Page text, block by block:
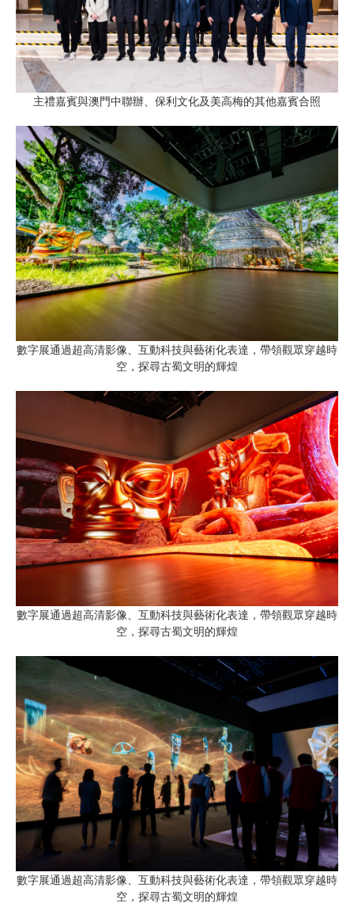
主禮嘉賓與澳門中聯辦、保利文化及美高梅的其他嘉賓合照
數字展通過超高清影像、互動科技與藝術化表達，帶領觀眾穿越時
空，探尋古蜀文明的輝煌
數字展通過超高清影像、互動科技與藝術化表達，帶領觀眾穿越時
空，探尋古蜀文明的輝煌
數字展通過超高清影像、互動科技與藝術化表達，帶領觀眾穿越時
空，探尋古蜀文明的輝煌